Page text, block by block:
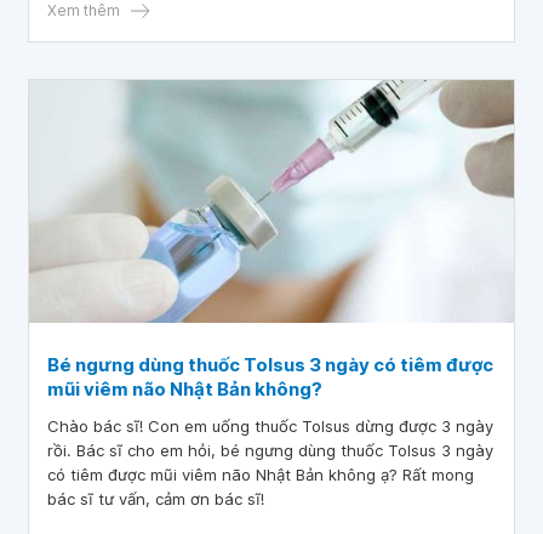
Xem thêm
Bé ngưng dùng thuốc Tolsus 3 ngày có tiêm được
mũi viêm não Nhật Bản không?
Chào bác sĩ! Con em uống thuốc Tolsus dừng được 3 ngày
rồi. Bác sĩ cho em hỏi, bé ngưng dùng thuốc Tolsus 3 ngày
có tiêm được mũi viêm não Nhật Bản không ạ? Rất mong
bác sĩ tư vấn, cảm ơn bác sĩ!